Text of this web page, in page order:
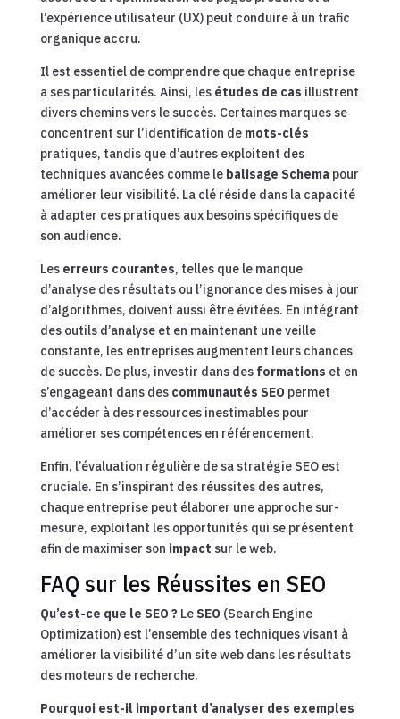
l’expérience utilisateur (UX) peut conduire à un trafic
organique accru.
Il est essentiel de comprendre que chaque entreprise
a ses particularités. Ainsi, les études de cas illustrent
divers chemins vers le succès. Certaines marques se
concentrent sur l’identification de mots-clés
pratiques, tandis que d’autres exploitent des
techniques avancées comme le balisage Schema pour
améliorer leur visibilité. La clé réside dans la capacité
à adapter ces pratiques aux besoins spécifiques de
son audience.
Les erreurs courantes, telles que le manque
d’analyse des résultats ou l’ignorance des mises à jour
d’algorithmes, doivent aussi être évitées. En intégrant
des outils d’analyse et en maintenant une veille
constante, les entreprises augmentent leurs chances
de succès. De plus, investir dans des formations et en
s’engageant dans des communautés SEO permet
d’accéder à des ressources inestimables pour
améliorer ses compétences en référencement.
Enfin, l’évaluation régulière de sa stratégie SEO est
cruciale. En s’inspirant des réussites des autres,
chaque entreprise peut élaborer une approche sur-
mesure, exploitant les opportunités qui se présentent
afin de maximiser son impact sur le web.
FAQ sur les Réussites en SEO
Qu’est-ce que le SEO ?Le SEO (Search Engine
Optimization) est l’ensemble des techniques visant à
améliorer la visibilité d’un site web dans les résultats
des moteurs de recherche.
Pourquoi est-il important d’analyser des exemples